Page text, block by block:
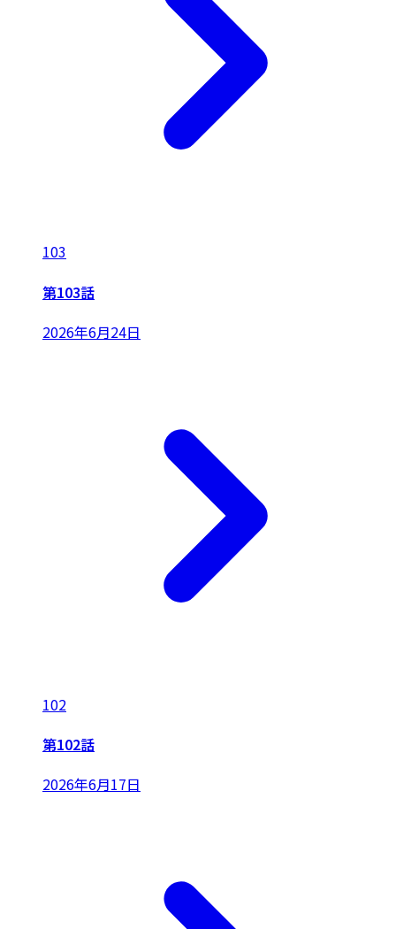
103
第103話
2026年6月24日
102
第102話
2026年6月17日